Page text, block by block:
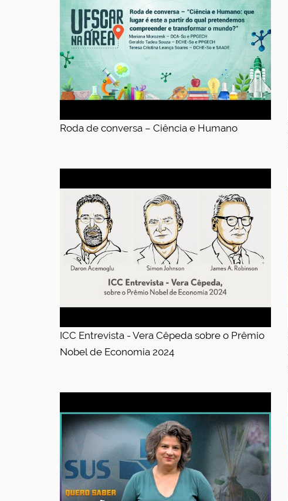
Roda de conversa – Ciência e Humano
ICC Entrevista - Vera Cêpeda sobre o Prêmio
Nobel de Economia 2024